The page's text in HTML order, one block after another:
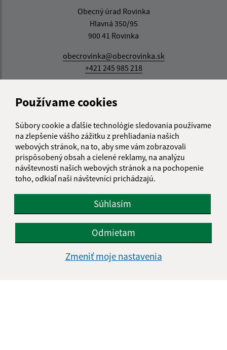
Používame cookies
Súbory cookie a ďalšie technológie sledovania používame
na zlepšenie vášho zážitku z prehliadania našich
webových stránok, na to, aby sme vám zobrazovali
prispôsobený obsah a cielené reklamy, na analýzu
návštevnosti našich webových stránok a na pochopenie
toho, odkiaľ naši návštevníci prichádzajú.
Súhlasím
Odmietam
Zmeniť moje nastavenia
Obecný úrad Rovinka
Hlavná 350/95
900 41 Rovinka
obecrovinka@obecrovinka.sk
+421 245 985 218